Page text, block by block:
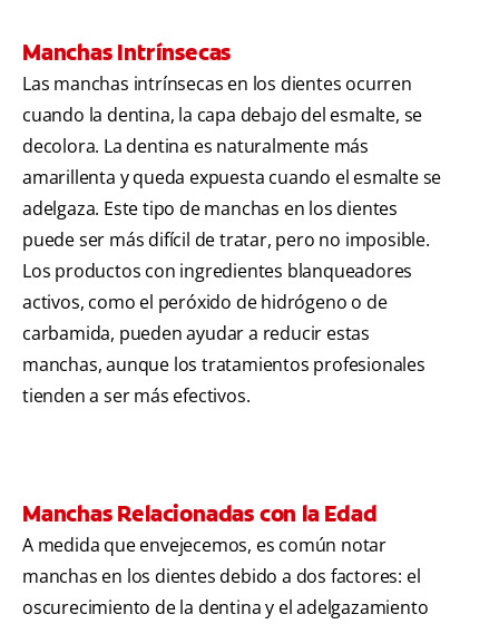
Manchas Intrínsecas
Las manchas intrínsecas en los dientes ocurren
cuando la dentina, la capa debajo del esmalte, se
decolora. La dentina es naturalmente más
amarillenta y queda expuesta cuando el esmalte se
adelgaza. Este tipo de manchas en los dientes
puede ser más difícil de tratar, pero no imposible.
Los productos con ingredientes blanqueadores
activos, como el peróxido de hidrógeno o de
carbamida, pueden ayudar a reducir estas
manchas, aunque los tratamientos profesionales
tienden a ser más efectivos.
Manchas Relacionadas con la Edad
A medida que envejecemos, es común notar
manchas en los dientes debido a dos factores: el
oscurecimiento de la dentina y el adelgazamiento